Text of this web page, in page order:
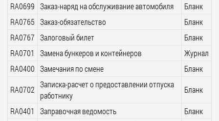
RA0699 Заказ-наряд на обслуживание автомобиля
Бланк
RA0765 Заказ-обязательство
Бланк
RA0767 Залоговый билет
Бланк
RA0701
Замена бункеров и контейнеров
Журнал
RA0400 Замечания по смене Бланк
RA0702
Записка-расчет о предоставлении отпуска
работнику
Бланк
RA0401 Заправочная ведомость Бланк